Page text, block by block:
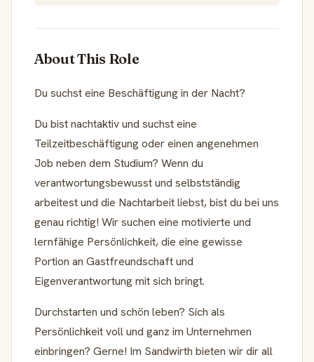
About This Role
Du suchst eine Beschäftigung in der Nacht?
Du bist nachtaktiv und suchst eine
Teilzeitbeschäftigung oder einen angenehmen
Job neben dem Studium? Wenn du
verantwortungsbewusst und selbstständig
arbeitest und die Nachtarbeit liebst, bist du bei uns
genau richtig! Wir suchen eine motivierte und
lernfähige Persönlichkeit, die eine gewisse
Portion an Gastfreundschaft und
Eigenverantwortung mit sich bringt.
Durchstarten und schön leben? Sich als
Persönlichkeit voll und ganz im Unternehmen
einbringen? Gerne! Im Sandwirth bieten wir dir all